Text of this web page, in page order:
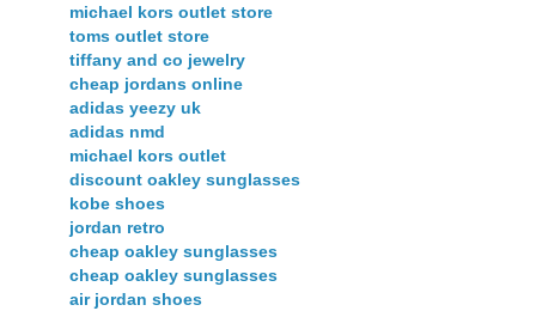
michael kors outlet store
toms outlet store
tiffany and co jewelry
cheap jordans online
adidas yeezy uk
adidas nmd
michael kors outlet
discount oakley sunglasses
kobe shoes
jordan retro
cheap oakley sunglasses
cheap oakley sunglasses
air jordan shoes